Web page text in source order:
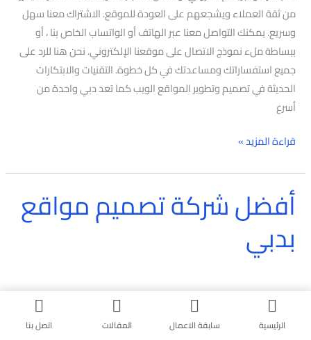
من ثقة العملاء ويشجعهم على العودة للموقع. الاشتراك معنا سهل
وسريع. يمكنك التواصل معنا عبر الهاتف أو الواتساب الخاص بنا ، أو
ببساطة ملء نموذج الاتصال على موقعنا الإلكتروني. نحن هنا للرد على
جميع استفساراتك ومساعدتك في كل خطوة. التقنيات والابتكارات
الحديثة في تصميم وتطوير المواقع الويب كما تعد دبي واحدة من
أسرع
قراءة المزيد »
أفضل شركة تصميم مواقع
بدبي
أفضل
شركة
تصميم
مواقع
الرئيسية سابقة الاعمال المقالات اتصل بنا